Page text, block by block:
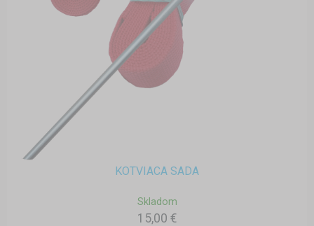
KOTVIACA SADA
Skladom
15,00 €